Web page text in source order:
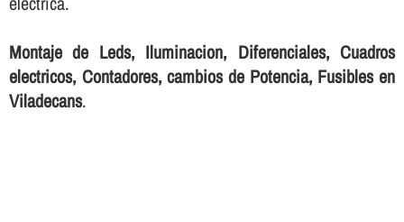
Montaje de Leds, Iluminacion, Diferenciales, Cuadros
electricos, Contadores, cambios de Potencia, Fusibles en
Viladecans.